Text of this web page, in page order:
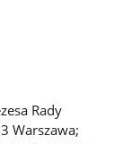
Rady
Warszawa;